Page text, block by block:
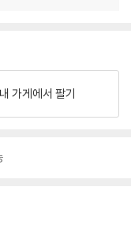
내 가게에서 팔기